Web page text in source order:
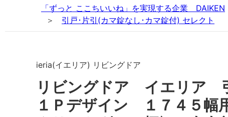
「ずっと ここちいいね」を実現する企業 DAIKEN
引戸･片引(カマ錠なし･カマ錠付) セレクト
ieria(イエリア) リビングドア
リビングドア イエリア
１Ｐデザイン １７４５